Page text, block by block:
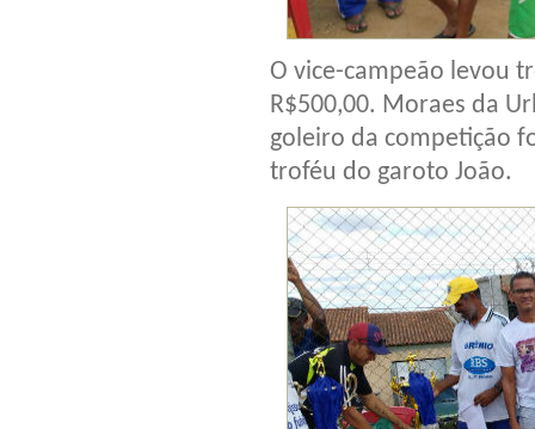
O vice-campeão levou
R$500,00. Moraes da
goleiro da competição
troféu do garoto João.